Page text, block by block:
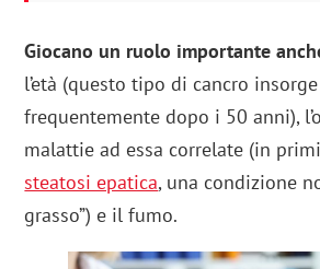
Giocano un ruolo importante
l’età (questo tipo di cancro
frequentemente dopo i 50 anni),
malattie ad essa correlate (in
steatosi epatica, una condizione
grasso”) e il fumo.